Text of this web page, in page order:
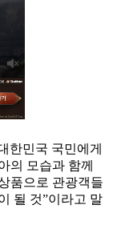
한민국 국민에게
의 모습과 함께
품으로 관광객들
될 것”이라고 말